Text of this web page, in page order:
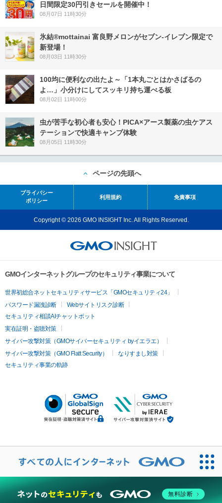
日間限定30円引きセールを開催中！
08月07日 11時30分
氷結®mottainai 富良野メロンがセブン‐イレブン限定で
新登場！
08月03日 11時30分
100均に便利なの出たよ～「1本丸ごとはかさばるの
よ…」小分けにしてスッキリ持ち運べる板
08月02日 11時00分
虫が苦手な初心者も安心！PICA×アース製薬の虫ケアス
テーションで快適キャンプ体験
08月05日 11時30分
ページの先頭へ
プライバシー
ポリシー
利用規約 免責事項
Copyright © 2026 GMO INSIGHT Inc. All Rights Reserved.
GMOインターネットグループのセキュリティ事業について
世界初総合ネットセキュリティサービス「GMOセキュリティ24」
パスワード漏洩診断
Webサイトリスク診断
セキュリティ相談AIチャットボット
実在証明・盗聴対策
サイバー攻撃対策（GMOサイバーセキュリティ byイエラエ）
サイバー攻撃対策（GMO Flatt Security）
なりすまし対策
セキュリティ事業の軌跡
無料診断